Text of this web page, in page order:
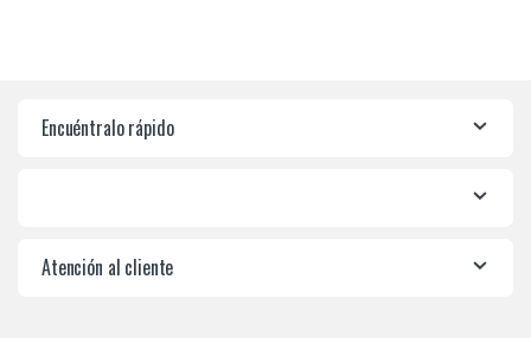
Encuéntralo rápido
Atención al cliente